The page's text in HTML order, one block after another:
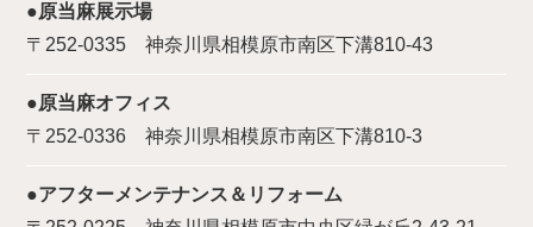
●原当麻展示場
〒252-0335 神奈川県相模原市南区下溝810-43
●原当麻オフィス
〒252-0336 神奈川県相模原市南区下溝810-3
●アフターメンテナンス＆リフォーム